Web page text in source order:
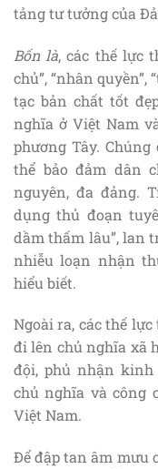
tảng tư tưởng của
Bốn là, các thế lực
chủ”, “nhân quyền”,
tạc bản chất tốt
nghĩa ở Việt Nam
phương Tây.
thể bảo đảm dân
nguyên, đa đảng.
dụng thủ đoạn
dầm thấm lâu”, lan
nhiễu loạn nhận
hiểu biết.
Ngoài ra, các thế
đi lên chủ nghĩa xã
đội, phủ nhận
chủ nghĩa và công
Việt Nam.
Để đập tan âm mưu